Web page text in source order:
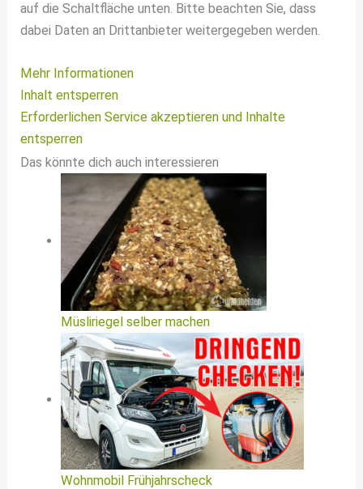
auf die Schaltfläche unten. Bitte beachten Sie, dass
dabei Daten an Drittanbieter weitergegeben werden.
Mehr Informationen
Inhalt entsperren
Erforderlichen Service akzeptieren und Inhalte
entsperren
Das könnte dich auch interessieren
Müsliriegel selber machen
Wohnmobil Frühjahrscheck